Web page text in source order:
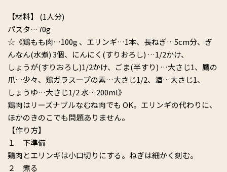
【材料】 (1人分)
パスタ…70g
☆《鶏もも肉…100g 、エリンギ…1本、長ねぎ…5cm分、ぎ
んなん(水煮) 3個、にんにく(すりおろし) …1/2かけ、
しょうが(すりおろし)1/2かけ、ごま(半すり) …大さじ1、鷹の
爪…少々、鶏ガラスープの素…大さじ1/2、酒…大さじ1、
しょうゆ…大さじ1/2 水…200ml》
鶏肉はリーズナブルなむね肉でも OK。エリンギの代わりに、
ほかのきのこでも問題ありません。
【作り方】
１ 下準備
鶏肉とエリンギは小口切りにする。ねぎは細かく刻む。
２ 煮る